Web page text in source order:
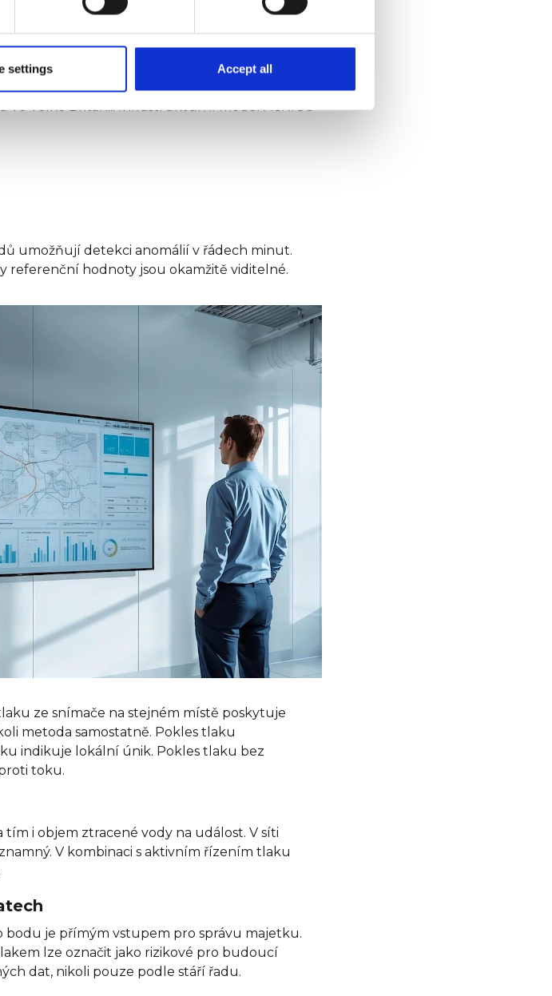
settings Accept all
formátu pro vizualizaci, analýzu a integraci
dokládají rozsáhlá nasazení, například
vodoměrů komunikujících přes LoRaWAN,
Velké Británii. Infrastrukturní model ACRIOS
umožňují detekci anomálií v řádech minut.
referenční hodnoty jsou okamžitě viditelné.
ze snímače na stejném místě poskytuje
metoda samostatně. Pokles tlaku
indikuje lokální únik. Pokles tlaku bez
toku.
i objem ztracené vody na událost. V síti
V kombinaci s aktivním řízením tlaku
je přímým vstupem pro správu majetku.
lze označit jako rizikové pro budoucí
dat, nikoli pouze podle stáří řadu.